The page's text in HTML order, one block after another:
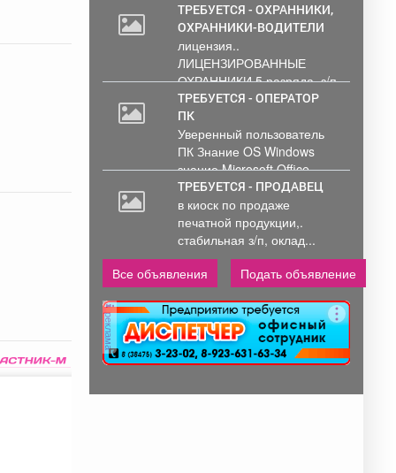
ТРЕБУЕТСЯ - ОХРАННИКИ,
ОХРАННИКИ-ВОДИТЕЛИ
лицензия..
ЛИЦЕНЗИРОВАННЫЕ
ОХРАННИКИ 5 разряда, з/п
от 33000 руб. 6...
ТРЕБУЕТСЯ - ОПЕРАТОР
ПК
Уверенный пользователь
ПК Знание OS Windows
знание Microsoft Office .
Обработка и...
ТРЕБУЕТСЯ - ПРОДАВЕЦ
в киоск по продаже
печатной продукции,.
стабильная з/п, оклад...
Все объявления
Подать объявление
реклама